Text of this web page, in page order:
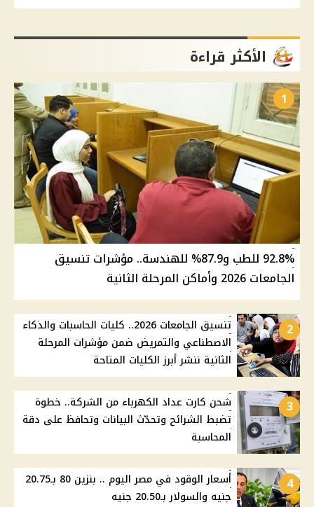
الأكثر قراءة
1
92.8% للطب و87.9% للهندسة.. مؤشرات تنسيق
الجامعات 2026 وأماكن المرحلة الثانية
2
تنسيق الجامعات 2026.. كليات الحاسبات والذكاء
الاصطناعي والتمريض ضمن مؤشرات المرحلة
الثانية ننشر أبرز الكليات المتاحة
3
شحن كارت عداد الكهرباء من الشركة.. خطوة
تضبط الشرائح وتحدّث البيانات وتحافظ على دقة
المحاسبة
4
أسعار الوقود في مصر اليوم .. بنزين 80 بـ20.75
جنيه والسولار بـ20.50 جنيه